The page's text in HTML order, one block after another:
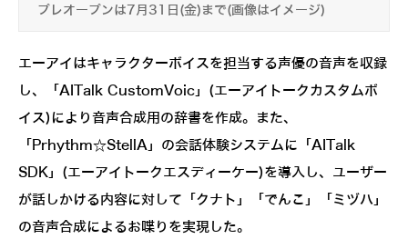
プレオープンは7月31日(金)まで(画像はイメージ)
エーアイはキャラクターボイスを担当する声優の音声を収録
し、「AITalk CustomVoic」(エーアイトークカスタムボ
イス)により音声合成用の辞書を作成。また、
「Prhythm☆StellA」の会話体験システムに「AITalk
SDK」(エーアイトークエスディーケー)を導入し、ユーザー
が話しかける内容に対して「クナト」「でんこ」「ミヅハ」
の音声合成によるお喋りを実現した。